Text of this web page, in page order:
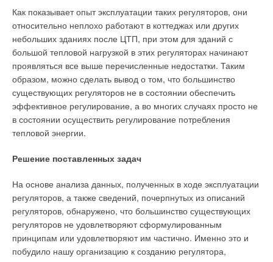
Как показывает опыт эксплуатации таких регуляторов, они
относительно неплохо работают в коттеджах или других
небольших зданиях после ЦТП, при этом для зданий с
большой тепловой нагрузкой в этих регуляторах начинают
проявляться все выше перечисленные недостатки. Таким
образом, можно сделать вывод о том, что большинство
существующих регуляторов не в состоянии обеспечить
эффективное регулирование, а во многих случаях просто не
в состоянии осуществить регулирование потребления
тепловой энергии.
Решение поставленных задач
На основе анализа данных, полученных в ходе эксплуатации
регуляторов, а также сведений, почерпнутых из описаний
регуляторов, обнаружено, что большинство существующих
регуляторов не удовлетворяют сформулированным
принципам или удовлетворяют им частично. Именно это и
побудило нашу организацию к созданию регулятора,